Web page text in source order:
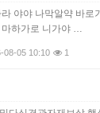
야야 나막알약 바로
마하가로 니가야 …
08-05 10:10 1